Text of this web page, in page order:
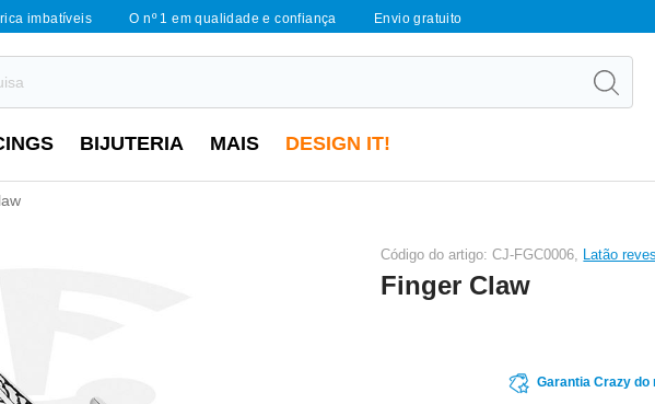
imbatíveis O nº 1 em qualidade e confiança Envio gratuito
BIJUTERIA MAIS DESIGN IT!
Código do artigo: CJ-FGC0006, Latão
Finger Claw
Garantia Crazy do